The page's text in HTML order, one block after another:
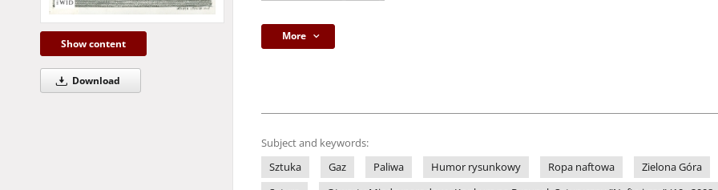
Show content
Download
More
Subject and keywords:
Sztuka
Gaz Paliwa Humor rysunkowy Ropa naftowa Zielona Góra